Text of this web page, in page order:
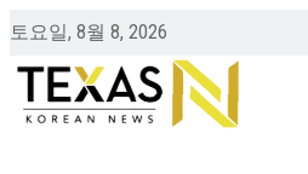
토요일, 8월 8, 2026